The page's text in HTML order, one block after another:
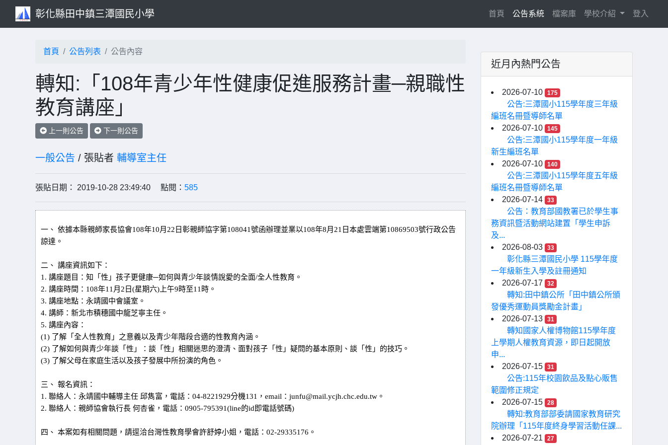
彰化縣田中鎮三潭國民小學 首頁 (current)
公告系統 檔案庫 學校介紹 登入
首頁 公告列表 公告內容
轉知:「108年青少年性健康促進服務計畫─親職性
教育講座」
上一則公告 下一則公告
一般公告 / 張貼者 輔導室主任
張貼日期： 2019-10-28 23:49:40 點閱： 585
一、 依據本縣親師家長協會108年10月22日彰親師協字第108041號函辦理並業以108年8月21日本處雲端第10869503號行政公告
諒達。
二、 講座資訊如下：
1. 講座題目：知「性」孩子更健康─如何與青少年談情說愛的全面/全人性教育。
2. 講座時間：108年11月2日(星期六)上午9時至11時。
3. 講座地點：永靖國中會議室。
4. 講師：新北市積穗國中龍芝寧主任。
5. 講座內容：
(1) 了解「全人性教育」之意義以及青少年階段合適的性教育內涵。
(2) 了解如何與青少年談「性」：談「性」相關迷思的澄清、面對孩子「性」疑問的基本原則、談「性」的技巧。
(3) 了解父母在家庭生活以及孩子發展中所扮演的角色。
三、 報名資訊：
1. 聯絡人：永靖國中輔導主任 邱雋富，電話：04-8221929分機131，email：junfu@mail.ycjh.chc.edu.tw。
2. 聯絡人：親師協會執行長 何杏雀，電話：0905-795391(line的id即電話號碼)
四、 本案如有相關問題，請逕洽台灣性教育學會許舒婷小姐，電話：02-29335176。
近月內熱門公告
2026-07-10 175
公告:三潭國小115學年度三年級
編班名冊暨導師名單
2026-07-10
145
公告:三潭國小115學年度一年級
新生編班名單
2026-07-10
140
公告:三潭國小115學年度五年級
編班名冊暨導師名單
2026-07-14
33
公告：教育部國教署已於學生事
務資訊暨活動網站建置「學生申訴
及...
2026-08-03
33
彰化縣三潭國民小學 115學年度
一年級新生入學及註冊通知
2026-07-17
32
轉知:田中鎮公所「田中鎮公所頒
發優秀運動員獎勵金計畫」
2026-07-13
31
轉知國家人權博物館115學年度
上學期人權教育資源，即日起開放
申...
2026-07-15
31
公告:115年校園飲品及點心販售
範圍修正規定
2026-07-15
28
轉知:教育部部委請國家教育研究
院辦理「115年度終身學習活動任課...
2026-07-21
27